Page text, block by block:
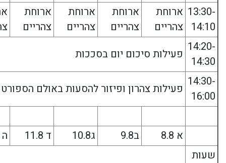
13:30-
14:10
ארוחת
צהריים
ארוחת
צהריים
ארוחת
צהריים
ארוחת
צהריים
14:20-
14:30
פעילות סיכום יום בסככות
14:30-
16:00
פעילות צהרון ופיזור להסעות באולם הספורט
א 8.8 ב9.8 ג10.8 ד 11.8
ה 12.8
שעות